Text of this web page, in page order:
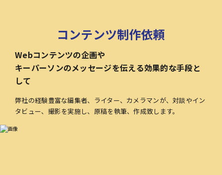
コンテンツ制作依頼
Webコンテンツの企画や
キーパーソンのメッセージを伝える効果的な手段と
して
弊社の経験豊富な編集者、ライター、カメラマンが、対談やイン
タビュー、撮影を実施し、原稿を執筆、作成致します。